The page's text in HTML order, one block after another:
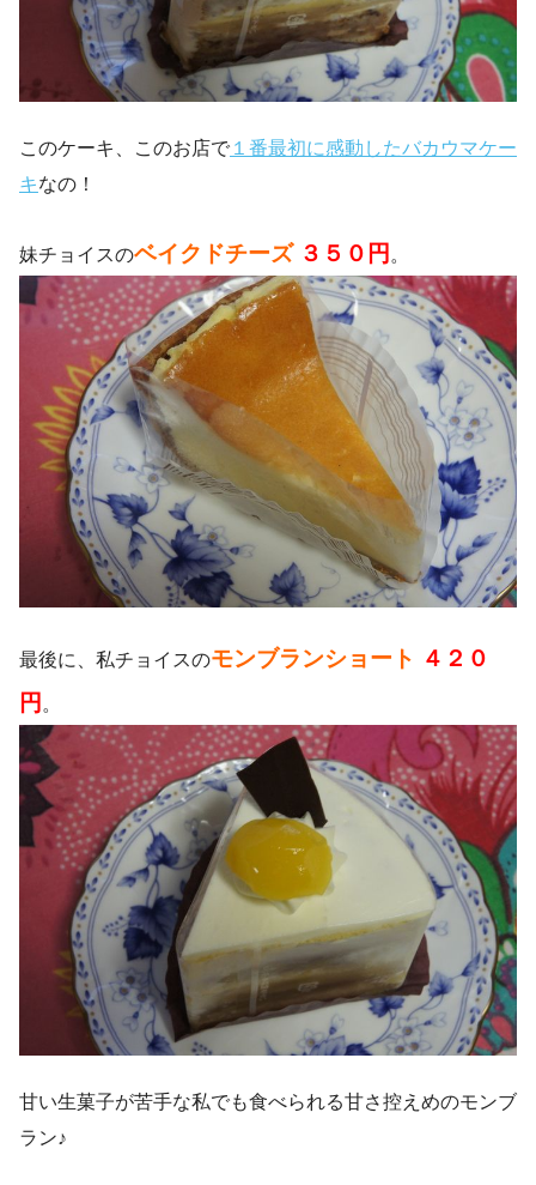
このケーキ、このお店で １番最初に感動したバカウマケー
キなの！
妹チョイスのベイクドチーズ ３５０円 。
最後に、私チョイスのモンブランショート ４２０
円 。
甘い生菓子が苦手な私でも食べられる甘さ控えめのモンブ
ラン♪